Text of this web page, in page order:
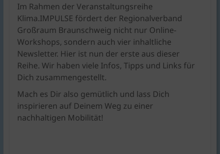
Im Rahmen der Veranstaltungsreihe
Klima.IMPULSE fördert der Regionalverband
Großraum Braunschweig nicht nur Online-
Workshops, sondern auch vier inhaltliche
Newsletter. Hier ist nun der erste aus dieser
Reihe. Wir haben viele Infos, Tipps und Links für
Dich zusammengestellt.
Mach es Dir also gemütlich und lass Dich
inspirieren auf Deinem Weg zu einer
nachhaltigen Mobilität!